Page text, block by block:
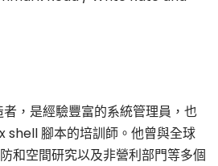
，是經驗豐富的系統管理員，也
shell 腳本的培訓師。他曾與全球
和空間研究以及非營利部門等多個